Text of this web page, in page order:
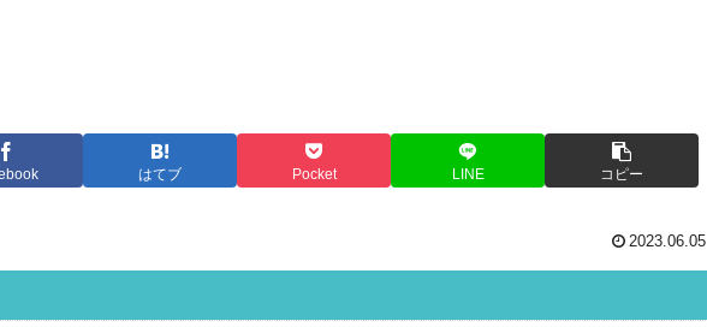
はてブ Pocket LINE コピー
2023.06.05